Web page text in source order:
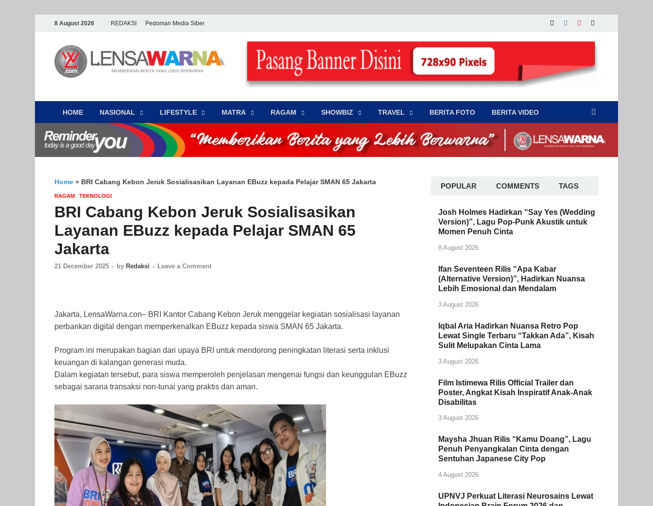
8 August 2026 REDAKSI Pedoman Media Siber
LENSA WARNA .com
Memberikan Berita yang Lebih Berwarna
HOME NASIONAL ‎LIFESTYLE MATRA ‎RAGAM ‎SHOWBIZ ‎TRAVEL BERITA FOTO BERITA VIDEO
Home » BRI Cabang Kebon Jeruk Sosialisasikan Layanan EBuzz kepada Pelajar SMAN 65 Jakarta
‎RAGAM / TEKNOLOGI
BRI Cabang Kebon Jeruk Sosialisasikan
Layanan EBuzz kepada Pelajar SMAN 65
Jakarta
21 December 2025 - by Redaksi - Leave a Comment
Jakarta, LensaWarna.con– BRI Kantor Cabang Kebon Jeruk menggelar kegiatan sosialisasi layanan
perbankan digital dengan memperkenalkan EBuzz kepada siswa SMAN 65 Jakarta.
Program ini merupakan bagian dari upaya BRI untuk mendorong peningkatan literasi serta inklusi
keuangan di kalangan generasi muda.
Dalam kegiatan tersebut, para siswa memperoleh penjelasan mengenai fungsi dan keunggulan EBuzz
sebagai sarana transaksi non-tunai yang praktis dan aman.
POPULAR COMMENTS TAGS
Josh Holmes Hadirkan “Say Yes (Wedding
Version)”, Lagu Pop-Punk Akustik untuk
Momen Penuh Cinta
8 August 2026
Ifan Seventeen Rilis “Apa Kabar
(Alternative Version)”, Hadirkan Nuansa
Lebih Emosional dan Mendalam
3 August 2026
Iqbal Aria Hadirkan Nuansa Retro Pop
Lewat Single Terbaru “Takkan Ada”, Kisah
Sulit Melupakan Cinta Lama
3 August 2026
Film Istimewa Rilis Official Trailer dan
Poster, Angkat Kisah Inspiratif Anak-Anak
Disabilitas
3 August 2026
Maysha Jhuan Rilis “Kamu Doang”, Lagu
Penuh Penyangkalan Cinta dengan
Sentuhan Japanese City Pop
4 August 2026
UPNVJ Perkuat Literasi Neurosains Lewat